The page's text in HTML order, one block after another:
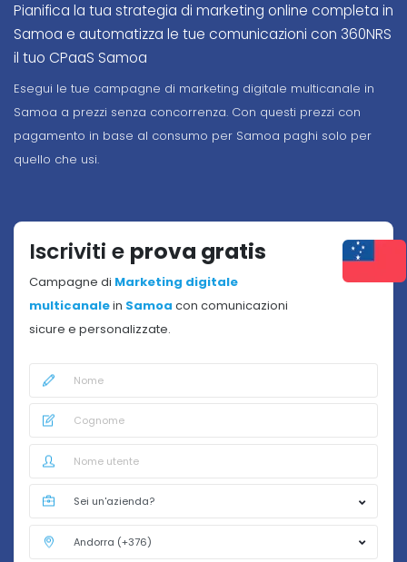
Pianifica la tua strategia di marketing online completa in
Samoa e automatizza le tue comunicazioni con 360NRS
il tuo CPaaS Samoa
Esegui le tue campagne di marketing digitale multicanale in
Samoa a prezzi senza concorrenza. Con questi prezzi con
pagamento in base al consumo per Samoa paghi solo per
quello che usi.
Iscriviti e prova gratis
Campagne di Marketing digitale
multicanalein Samoa con comunicazioni
sicure e personalizzate.